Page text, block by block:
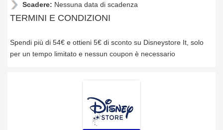
Scadere: Nessuna data di scadenza
TERMINI E CONDIZIONI
Spendi più di 54€ e ottieni 5€ di sconto su Disneystore It, solo
per un tempo limitato e nessun coupon è necessario